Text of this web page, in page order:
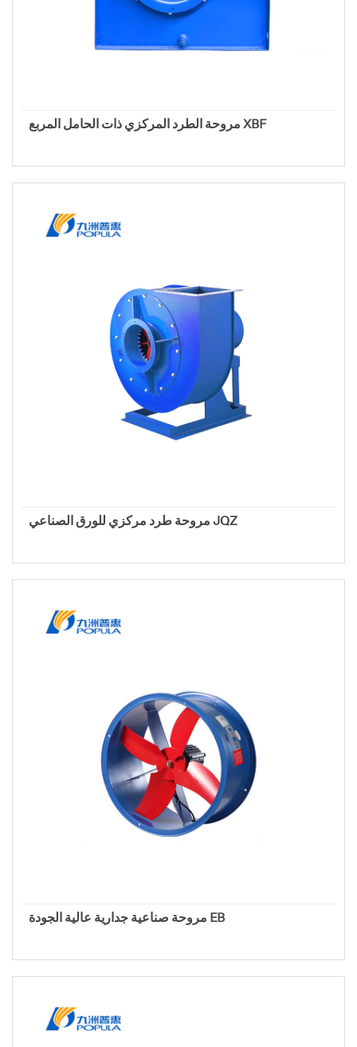
مروحة الطرد المركزي ذات الحامل المربع XBF
مروحة طرد مركزي للورق الصناعي JQZ
مروحة صناعية جدارية عالية الجودة EB